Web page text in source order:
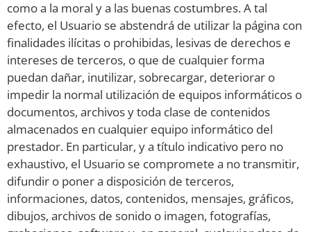
como a la moral y a las buenas costumbres. A tal
efecto, el Usuario se abstendrá de utilizar la página con
finalidades ilícitas o prohibidas, lesivas de derechos e
intereses de terceros, o que de cualquier forma
puedan dañar, inutilizar, sobrecargar, deteriorar o
impedir la normal utilización de equipos informáticos o
documentos, archivos y toda clase de contenidos
almacenados en cualquier equipo informático del
prestador. En particular, y a título indicativo pero no
exhaustivo, el Usuario se compromete a no transmitir,
difundir o poner a disposición de terceros,
informaciones, datos, contenidos, mensajes, gráficos,
dibujos, archivos de sonido o imagen, fotografías,